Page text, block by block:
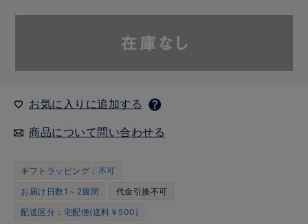
お気に入りに追加する
商品について問い合わせる
ギフトラッピング：不可
お届け日数1～2週間
代金引換不可
配送区分：宅配便(送料￥500)